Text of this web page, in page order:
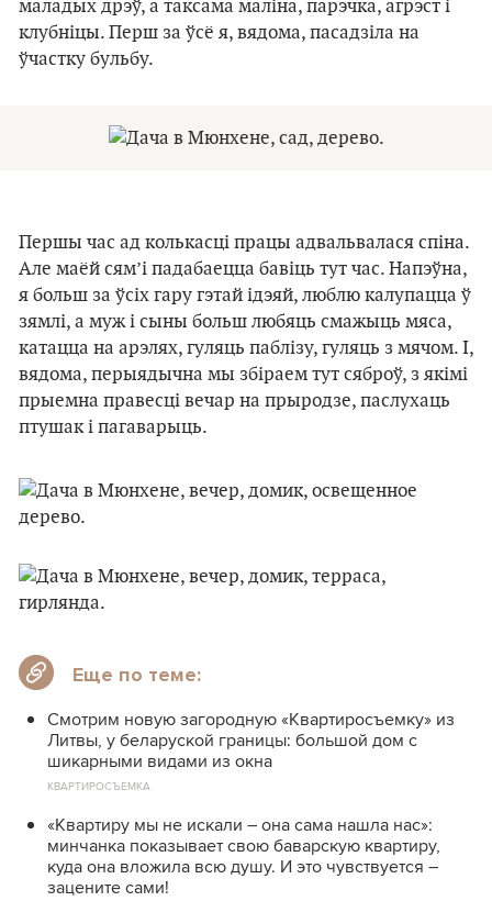
маладых дрэў, а таксама маліна, парэчка, агрэст і
клубніцы. Перш за ўсё я, вядома, пасадзіла на
ўчастку бульбу.
Першы час ад колькасці працы адвальвалася спіна.
Але маёй сям’і падабаецца бавіць тут час. Напэўна,
я больш за ўсіх гару гэтай ідэяй, люблю калупацца ў
зямлі, а муж і сыны больш любяць смажыць мяса,
катацца на арэлях, гуляць паблізу, гуляць з мячом. І,
вядома, перыядычна мы збіраем тут сяброў, з якімі
прыемна правесці вечар на прыродзе, паслухаць
птушак і пагаварыць.
Еще по теме:
Смотрим новую загородную «Квартиросъемку» из
Литвы, у беларуской границы: большой дом с
шикарными видами из окна
КВАРТИРОСЪЕМКА
«Квартиру мы не искали – она сама нашла нас»:
минчанка показывает свою баварскую квартиру,
куда она вложила всю душу. И это чувствуется –
зацените сами!